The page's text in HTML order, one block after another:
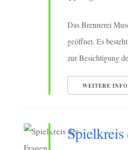
Das Brennerei
geöffnet. Es
zur Besichtigung
WEITERE
Spielkreis